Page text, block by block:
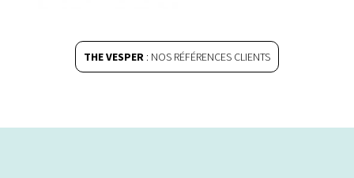
THE VESPER : NOS RÉFÉRENCES CLIENTS